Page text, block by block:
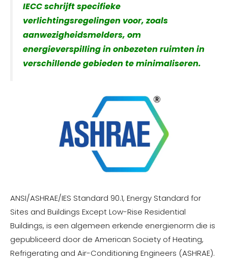
IECC schrijft specifieke
verlichtingsregelingen voor, zoals
aanwezigheidsmelders, om
energieverspilling in onbezeten ruimten in
verschillende gebieden te minimaliseren.
ANSI/ASHRAE/IES Standard 90.1, Energy Standard for
Sites and Buildings Except Low-Rise Residential
Buildings, is een algemeen erkende energienorm die is
gepubliceerd door de American Society of Heating,
Refrigerating and Air-Conditioning Engineers (ASHRAE).